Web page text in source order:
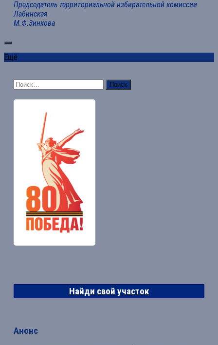
Председатель территориальной избирательной комиссии
Лабинская
М.Ф.Зинкова
Ещё
Найти:
Найди свой участок
Анонс